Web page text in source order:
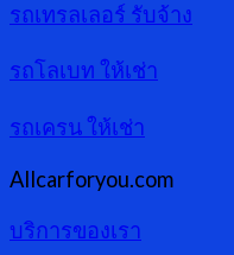
รถเทรลเลอร์ รับจ้าง
รถโลเบท ให้เช่า
รถเครน ให้เช่า
Allcarforyou.com
บริการของเรา